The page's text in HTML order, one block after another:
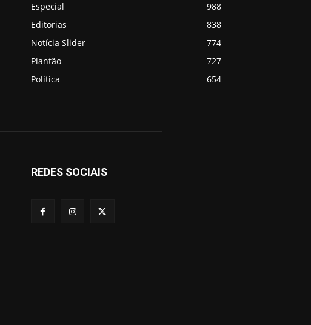
Especial
988
Editorias
838
Notícia Slider
774
Plantão
727
Política
654
REDES SOCIAIS